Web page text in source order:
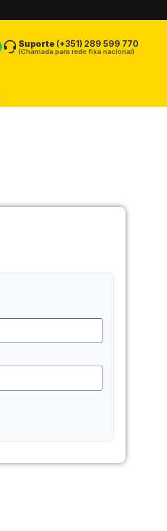
Suporte (+351) 289 599 770
(Chamada para rede fixa nacional)